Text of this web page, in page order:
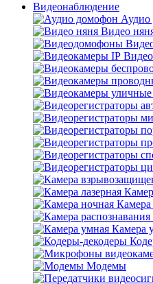
Видеонаблюдение
Аудио
Видео
Камера
Камера
Модемы